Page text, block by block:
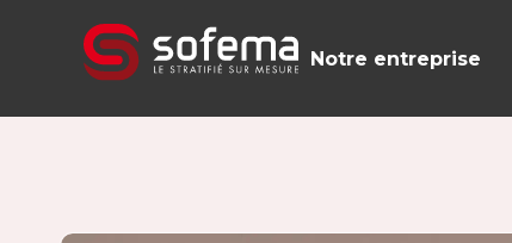
Notre entreprise